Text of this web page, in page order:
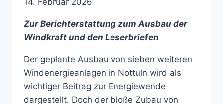
14. Februar 2026
Zur Berichterstattung zum Ausbau der
Windkraft und den Leserbriefen
Der geplante Ausbau von sieben weiteren
Windenergieanlagen in Nottuln wird als
wichtiger Beitrag zur Energiewende
dargestellt. Doch der bloße Zubau von